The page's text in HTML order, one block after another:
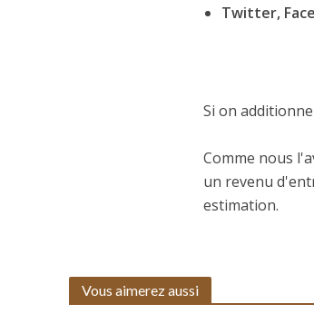
Twitter,
Si on
Comme nous
un revenu
estimation.
Vous aimerez aussi